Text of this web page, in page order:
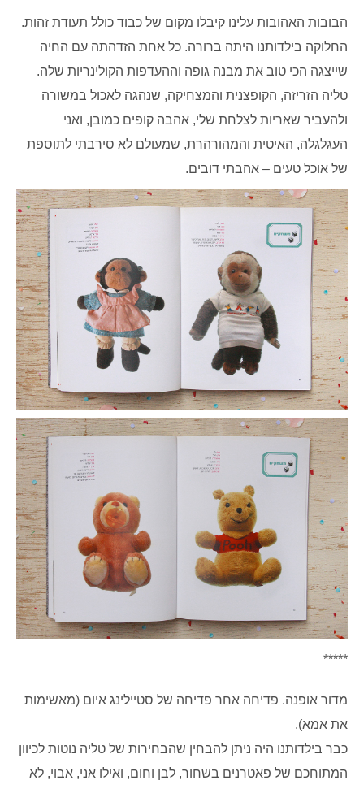
הבובות האהובות עלינו קיבלו מקום של כבוד כולל תעודת זהות.
החלוקה בילדותנו היתה ברורה. כל אחת הזדהתה עם החיה
שייצגה הכי טוב את מבנה גופה וההעדפות הקולינריות שלה.
טליה הזריזה, הקופצנית והמצחיקה, שנהגה לאכול במשורה
ולהעביר שאריות לצלחת שלי, אהבה קופים כמובן, ואני
העגלגלה, האיטית והמהורהרת, שמעולם לא סירבתי לתוספת
של אוכל טעים – אהבתי דובים.
*****
מדור אופנה. פדיחה אחר פדיחה של סטיילינג איום (מאשימות
את אמא).
כבר בילדותנו היה ניתן להבחין שהבחירות של טליה נוטות לכיוון
המתוחכם של פאטרנים בשחור, לבן וחום, ואילו אני, אבוי, לא